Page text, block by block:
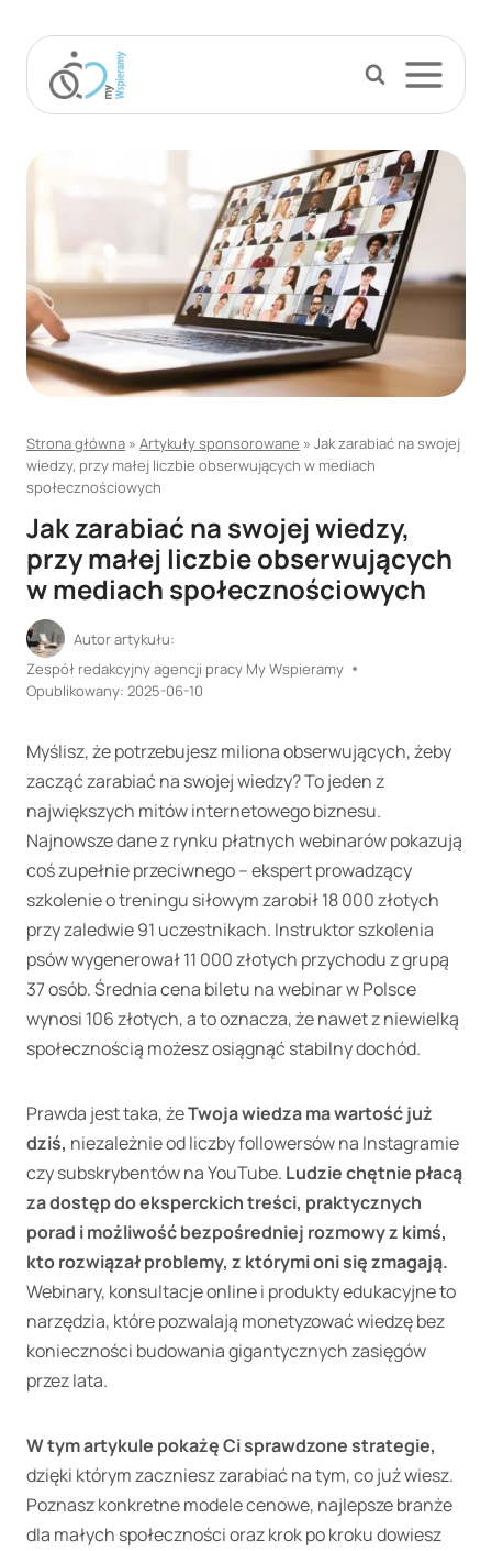
Strona główna » Artykuły sponsorowane » Jak zarabiać na swojej
wiedzy, przy małej liczbie obserwujących w mediach
społecznościowych
Jak zarabiać na swojej wiedzy,
przy małej liczbie obserwujących
w mediach społecznościowych
Autor artykułu:
Zespół redakcyjny agencji pracy My Wspieramy
Opublikowany: 2025-06-10
Myślisz, że potrzebujesz miliona obserwujących, żeby
zacząć zarabiać na swojej wiedzy? To jeden z
największych mitów internetowego biznesu.
Najnowsze dane z rynku płatnych webinarów pokazują
coś zupełnie przeciwnego – ekspert prowadzący
szkolenie o treningu siłowym zarobił 18 000 złotych
przy zaledwie 91 uczestnikach. Instruktor szkolenia
psów wygenerował 11 000 złotych przychodu z grupą
37 osób. Średnia cena biletu na webinar w Polsce
wynosi 106 złotych, a to oznacza, że nawet z niewielką
społecznością możesz osiągnąć stabilny dochód.
Prawda jest taka, żeTwoja wiedza ma wartość już
dziś, niezależnie od liczby followersów na Instagramie
czy subskrybentów na YouTube. Ludzie chętnie płacą
za dostęp do eksperckich treści, praktycznych
porad i możliwość bezpośredniej rozmowy z kimś,
kto rozwiązał problemy, z którymi oni się zmagają.
Webinary, konsultacje online i produkty edukacyjne to
narzędzia, które pozwalają monetyzować wiedzę bez
konieczności budowania gigantycznych zasięgów
przez lata.
W tym artykule pokażę Ci sprawdzone strategie,
dzięki którym zaczniesz zarabiać na tym, co już wiesz.
Poznasz konkretne modele cenowe, najlepsze branże
dla małych społeczności oraz krok po kroku dowiesz